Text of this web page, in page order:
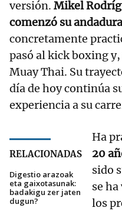
versión. Mikel
comenzó su
concretamente
pasó al kick boxing
Muay Thai. Su
día de hoy continúa
experiencia a su
RELACIONADAS
Digestio arazoak
eta gaixotasunak:
badakigu zer jaten
dugun?
Ha
20
sido
se
los